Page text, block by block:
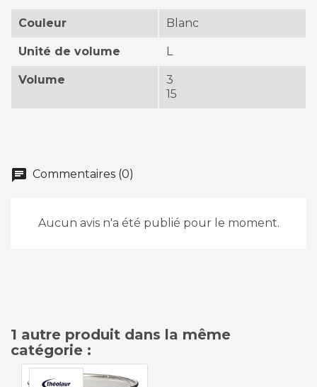
Couleur Blanc
Unité de volume L
Volume
3
15
chat Commentaires (0)
Aucun avis n'a été publié pour le moment.
1 autre produit dans la même
catégorie :